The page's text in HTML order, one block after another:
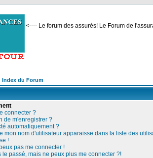
<---- Le forum des assurés! Le Forum de
Index du Forum
connecter ?
de m'enregistrer ?
automatiquement ?
mon nom d'utilisateur apparaisse dans la liste des
!
pas me connecter !
passé, mais ne peux plus me connecter ?!